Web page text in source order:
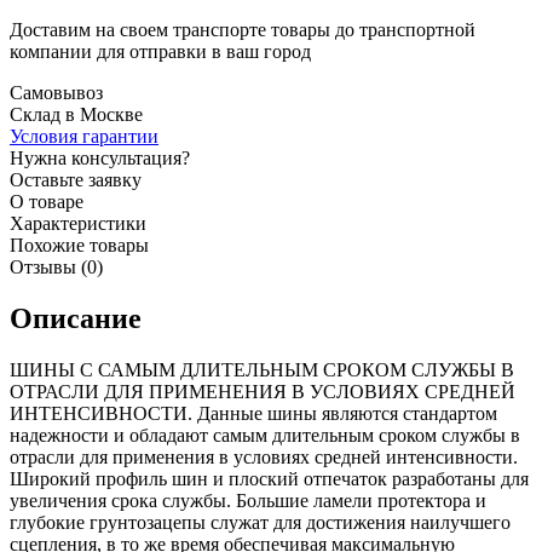
Доставим на своем транспорте товары до транспортной
компании для отправки в ваш город
Самовывоз
Склад в Москве
Условия гарантии
Нужна консультация?
Оставьте заявку
О товаре
Характеристики
Похожие товары
Отзывы (0)
Описание
ШИНЫ С САМЫМ ДЛИТЕЛЬНЫМ СРОКОМ СЛУЖБЫ В
ОТРАСЛИ ДЛЯ ПРИМЕНЕНИЯ В УСЛОВИЯХ СРЕДНЕЙ
ИНТЕНСИВНОСТИ. Данные шины являются стандартом
надежности и обладают самым длительным сроком службы в
отрасли для применения в условиях средней интенсивности.
Широкий профиль шин и плоский отпечаток разработаны для
увеличения срока службы. Большие ламели протектора и
глубокие грунтозацепы служат для достижения наилучшего
сцепления, в то же время обеспечивая максимальную